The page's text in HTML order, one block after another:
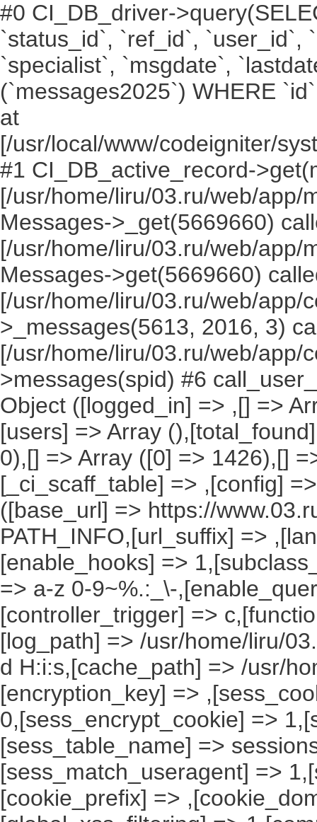
#0 CI_DB_driver-
`status_id`, `ref_id`, `user_id`,
`specialist`, `msgdate`,
(`messages2025`) WHERE
at
[/usr/local/www/codeigniter/
#1 CI_DB_active_record-
[/usr/home/liru/03.ru/web/app/
Messages->_get(5669660)
[/usr/home/liru/03.ru/web/app/
Messages->get(5669660)
[/usr/home/liru/03.ru/web/app/
>_messages(5613, 2016, 3)
[/usr/home/liru/03.ru/web/app/
>messages(spid) #6
Object ([logged_in] => ,[] =>
[users] => Array
0),[] => Array ([0] => 1426),[]
[_ci_scaff_table] => ,[config]
([base_url] => https://
PATH_INFO,[url_suffix] =>
[enable_hooks] =>
=> a-z 0-9~%.:_\-
[controller_trigger] =>
[log_path] => /usr/home/liru/
d H:i:s,[cache_path] => /usr/
[encryption_key] =>
0,[sess_encrypt_cookie] =>
[sess_table_name] =>
[sess_match_useragent] =>
[cookie_prefix] =>